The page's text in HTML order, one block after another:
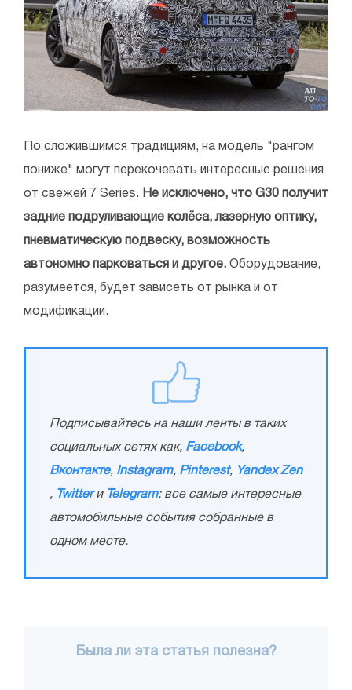
По сложившимся традициям, на модель "рангом
пониже" могут перекочевать интересные решения
от свежей 7 Series. Не исключено, что G30 получит
задние подруливающие колёса, лазерную оптику,
пневматическую подвеску, возможность
автономно парковаться и другое. Оборудование,
разумеется, будет зависеть от рынка и от
модификации.
Подписывайтесь на наши ленты в таких
социальных сетях как, Facebook,
Вконтакте, Instagram, Pinterest, Yandex Zen
, Twitterи Telegram: все самые интересные
автомобильные события собранные в
одном месте.
Была ли эта статья полезна?